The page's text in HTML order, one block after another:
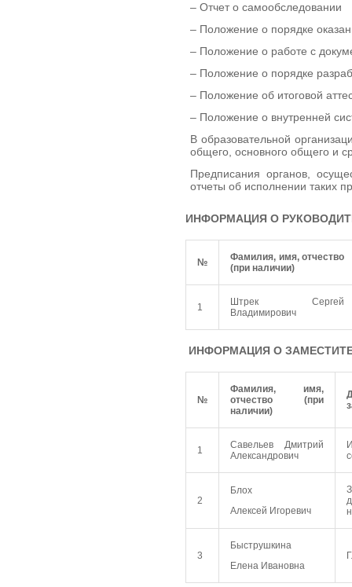
– Отчет о самообследовании
– Положение о порядке
– Положение о работе с
– Положение о порядке
– Положение об итоговой
– Положение о внутренней
В образовательной
общего, основного общего и
Предписания органов,
отчеты об исполнении таких
ИНФОРМАЦИЯ О
№
Фамилия, имя, отчество
(при наличии)
1
Штрек Сергей
Владимирович
ИНФОРМАЦИЯ О
№
Фамилия, имя,
отчество (при
наличии)
1
Савельев Дмитрий
Александрович
2
Блох
Алексей Игоревич
3
Быструшкина
Елена Ивановна